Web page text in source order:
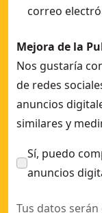
correo
Mejora de la
Nos gustaría
de redes
anuncios
similares y
Sí, puedo
anuncios
Tus datos